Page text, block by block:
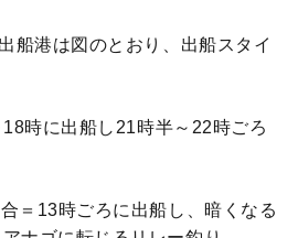
船港は図のとおり、出船スタイ
時に出船し21時半～22時ごろ
＝13時ごろに出船し、暗くなる